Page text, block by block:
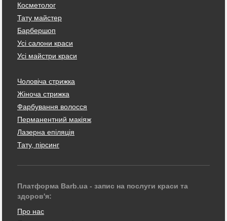
Косметолог
Тату майстер
Барбершоп
Усі салони краси
Усі майстри краси
Чоловіча стрижка
Жіноча стрижка
Фарбування волосся
Перманентний макіяж
Лазерна епіляція
Тату, пірсинг
Платформа Barb.ua - запис на послуги краси та
здоров'я:
Про нас